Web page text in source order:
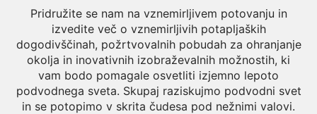
Pridružite se nam na vznemirljivem potovanju in
izvedite več o vznemirljivih potapljaških
dogodivščinah, požrtvovalnih pobudah za ohranjanje
okolja in inovativnih izobraževalnih možnostih, ki
vam bodo pomagale osvetliti izjemno lepoto
podvodnega sveta. Skupaj raziskujmo podvodni svet
in se potopimo v skrita čudesa pod nežnimi valovi.